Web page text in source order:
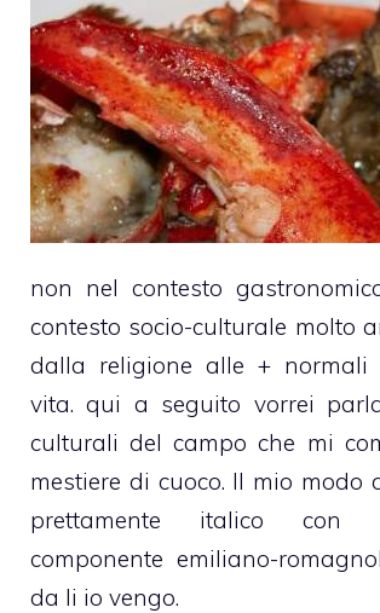
non nel contesto
contesto socio-culturale molto
dalla religione alle + normali
vita. qui a seguito vorrei
culturali del campo che mi
mestiere di cuoco. ll mio modo
prettamente italico con
componente emiliano-
da li io vengo.